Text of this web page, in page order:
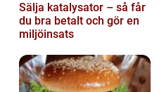
Sälja katalysator – så får
du bra betalt och gör en
miljöinsats